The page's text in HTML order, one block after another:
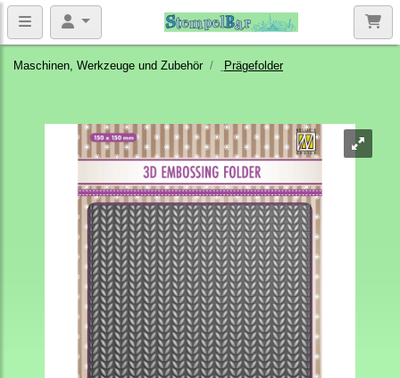
Maschinen, Werkzeuge und Zubehör Prägefolder